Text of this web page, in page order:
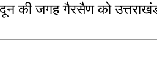
की जगह गैरसैण को